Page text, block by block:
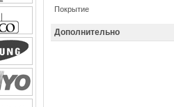
Покрытие
Дополнительно